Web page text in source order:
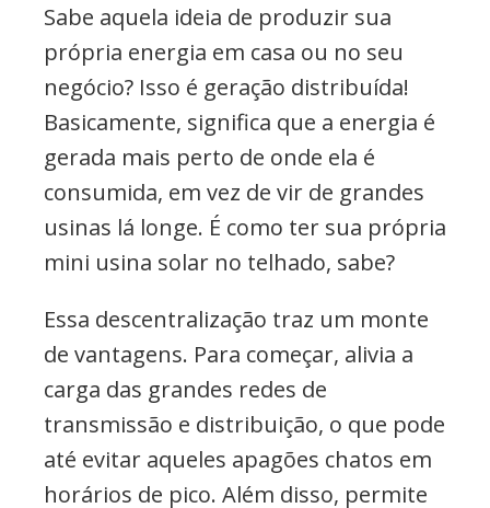
Sabe aquela ideia de produzir sua
própria energia em casa ou no seu
negócio? Isso é geração distribuída!
Basicamente, significa que a energia é
gerada mais perto de onde ela é
consumida, em vez de vir de grandes
usinas lá longe. É como ter sua própria
mini usina solar no telhado, sabe?
Essa descentralização traz um monte
de vantagens. Para começar, alivia a
carga das grandes redes de
transmissão e distribuição, o que pode
até evitar aqueles apagões chatos em
horários de pico. Além disso, permite